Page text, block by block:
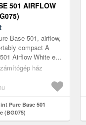
501 AIRFLOW
Base 501, airflow,
compact A
Airflow White egy
és sokoldalú
ház
Pure Base 501
(BG075)